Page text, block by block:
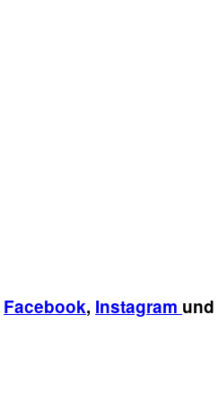
Facebook, Instagram und